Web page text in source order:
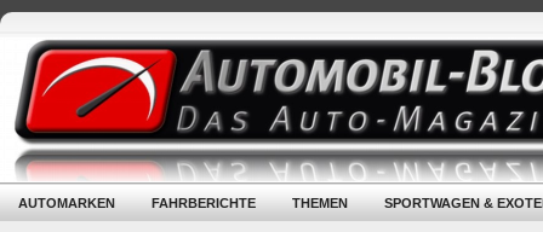
AUTOMARKEN FAHRBERICHTE THEMEN SPORTWAGEN &